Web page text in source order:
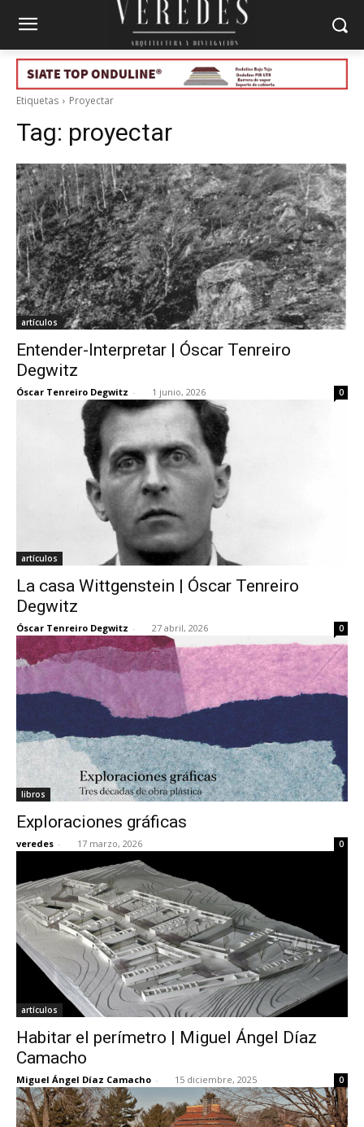
Etiquetas Proyectar
Tag: proyectar
artículos
Entender-Interpretar | Óscar Tenreiro
Degwitz
Óscar Tenreiro Degwitz - 1 junio, 2026 0
artículos
La casa Wittgenstein | Óscar Tenreiro
Degwitz
Óscar Tenreiro Degwitz - 27 abril, 2026 0
libros
Exploraciones gráficas
veredes - 17 marzo, 2026 0
artículos
Habitar el perímetro | Miguel Ángel Díaz
Camacho
Miguel Ángel Díaz Camacho - 15 diciembre, 2025 0